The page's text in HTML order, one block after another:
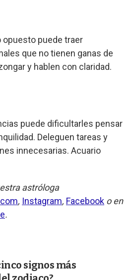
opuesto puede traer
que no tienen ganas de
y hablen con claridad.
puede dificultarles pensar
Deleguen tareas y
innecesarias. Acuario
astróloga
, Instagram, Facebook o en
.
signos más